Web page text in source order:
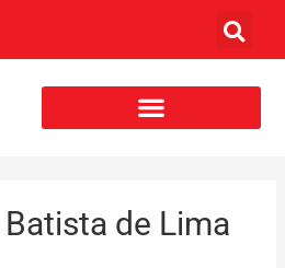
de Lima